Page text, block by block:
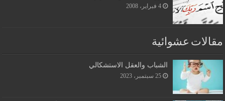
4 فبراير، 2008
مقالات عشوائية
الشباب والعقل الاستشكالي
25 سبتمبر، 2023